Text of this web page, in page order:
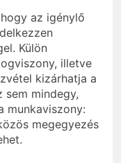
az igénylő
Külön
illetve
kizárhatja a
sem mindegy,
munkaviszony:
megegyezés